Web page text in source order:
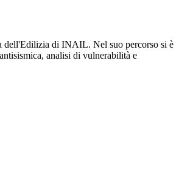
dell'Edilizia di INAIL. Nel suo percorso si è
analisi di vulnerabilità e